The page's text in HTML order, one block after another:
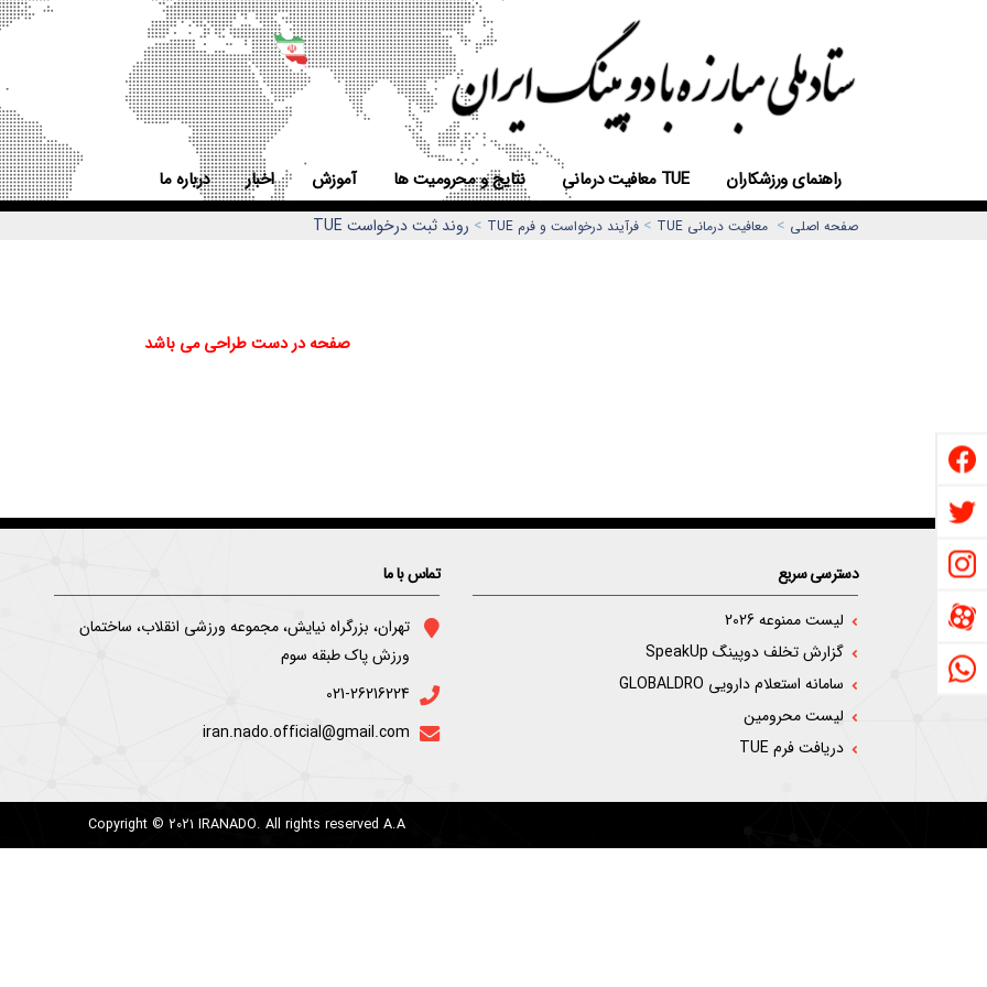
راهنمای ورزشکاران معافیت درمانی TUE نتایج و محرومیت ها آموزش اخبار درباره ما
صفحه اصلی > معافیت درمانی TUE > فرآیند درخواست و فرم TUE > روند ثبت درخواست TUE
صفحه در دست طراحي مي باشد
دسترسی سریع
لیست ممنوعه 2026
گزارش تخلف دوپینگ SpeakUp
سامانه استعلام دارویی GLOBALDRO
لیست محرومین
دریافت فرم TUE
تماس با ما
ﺗﻬﺮان، ﺑﺰرﮔﺮاه ﻧﯿﺎﯾﺶ، ﻣﺠﻤﻮﻋﻪ ورزﺷﯽ اﻧﻘﻼب، ﺳﺎﺧﺘﻤﺎن
ورزش ﭘﺎک ﻃﺒﻘﻪ ﺳﻮم
021-26216224
iran.nado.official@gmail.com
Copyright © 2021 IRANADO. All rights reserved A.A